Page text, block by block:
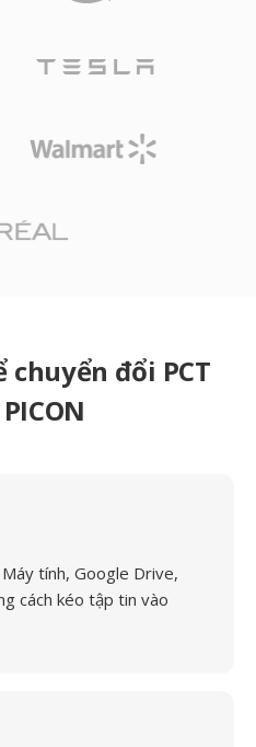
chuyển đổi PCT
tính, Google Drive,
cách kéo tập tin vào